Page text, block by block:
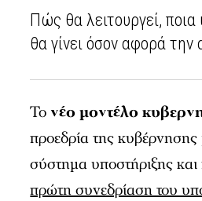
Πώς θα λειτουργεί, ποια
θα γίνει όσον αφορά την
Τονέο μοντέλο
προεδρία της κυβέρνησης
σύστημα υποστήριξης
πρώτη συνεδρίαση του